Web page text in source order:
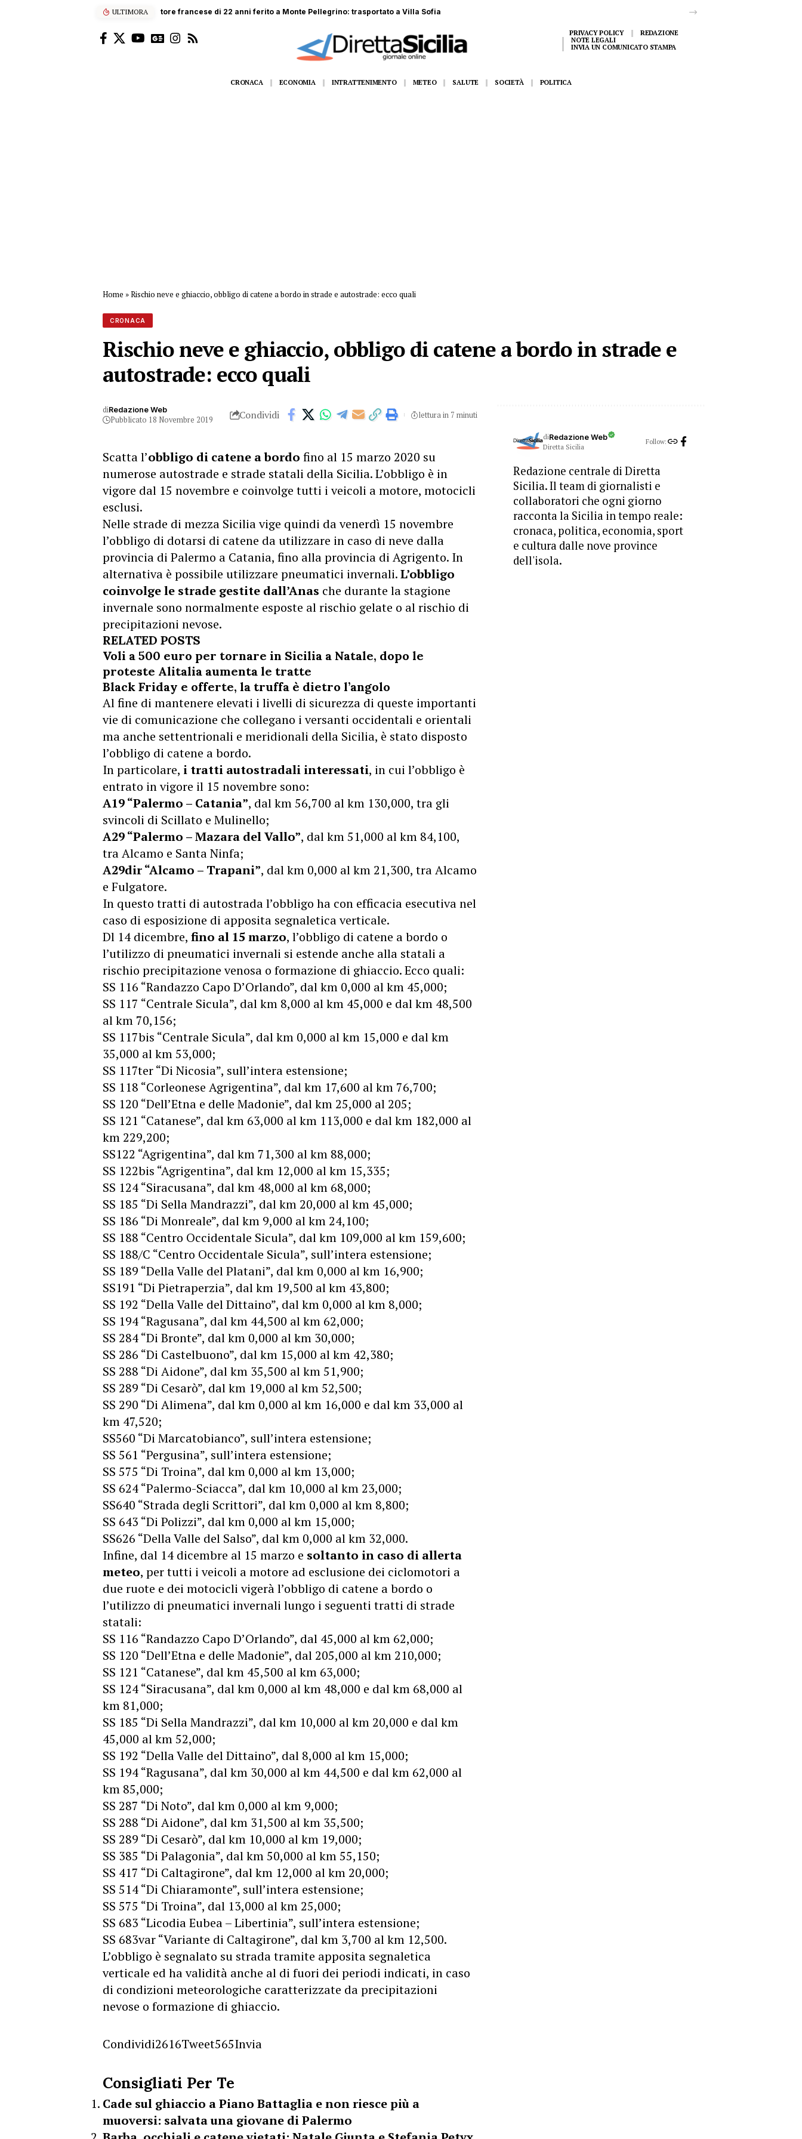
ULTIMORA Rischia di annegare a Cefalù, tre militari si tuffano e la salvano
PRIVACY POLICY
REDAZIONE
NOTE LEGALI
INVIA UN COMUNICATO STAMPA
CRONACA ECONOMIA INTRATTENIMENTO METEO SALUTE SOCIETÀ POLITICA
Home »Rischio neve e ghiaccio, obbligo di catene a bordo in strade e autostrade: ecco quali
CRONACA
Rischio neve e ghiaccio, obbligo di catene a bordo in strade e
autostrade: ecco quali
diRedazione Web
Pubblicato 18 Novembre 2019 Condividi lettura in 7 minuti
Scatta l’obbligo di catene a bordo fino al 15 marzo 2020 su
numerose autostrade e strade statali della Sicilia. L’obbligo è in
vigore dal 15 novembre e coinvolge tutti i veicoli a motore, motocicli
esclusi.
Nelle strade di mezza Sicilia vige quindi da venerdì 15 novembre
l’obbligo di dotarsi di catene da utilizzare in caso di neve dalla
provincia di Palermo a Catania, fino alla provincia di Agrigento. In
alternativa è possibile utilizzare pneumatici invernali.L’obbligo
coinvolge le strade gestite dall’Anas che durante la stagione
invernale sono normalmente esposte al rischio gelate o al rischio di
precipitazioni nevose.
RELATED POSTS
Voli a 500 euro per tornare in Sicilia a Natale, dopo le
proteste Alitalia aumenta le tratte
Black Friday e offerte, la truffa è dietro l’angolo
Al fine di mantenere elevati i livelli di sicurezza di queste importanti
vie di comunicazione che collegano i versanti occidentali e orientali
ma anche settentrionali e meridionali della Sicilia, è stato disposto
l’obbligo di catene a bordo.
In particolare, i tratti autostradali interessati, in cui l’obbligo è
entrato in vigore il 15 novembre sono:
A19 “Palermo – Catania”, dal km 56,700 al km 130,000, tra gli
svincoli di Scillato e Mulinello;
A29 “Palermo – Mazara del Vallo”, dal km 51,000 al km 84,100,
tra Alcamo e Santa Ninfa;
A29dir “Alcamo – Trapani”, dal km 0,000 al km 21,300, tra Alcamo
e Fulgatore.
In questo tratti di autostrada l’obbligo ha con efficacia esecutiva nel
caso di esposizione di apposita segnaletica verticale.
Dl 14 dicembre, fino al 15 marzo, l’obbligo di catene a bordo o
l’utilizzo di pneumatici invernali si estende anche alla statali a
rischio precipitazione venosa o formazione di ghiaccio. Ecco quali:
SS 116 “Randazzo Capo D’Orlando”, dal km 0,000 al km 45,000;
SS 117 “Centrale Sicula”, dal km 8,000 al km 45,000 e dal km 48,500
al km 70,156;
SS 117bis “Centrale Sicula”, dal km 0,000 al km 15,000 e dal km
35,000 al km 53,000;
SS 117ter “Di Nicosia”, sull’intera estensione;
SS 118 “Corleonese Agrigentina”, dal km 17,600 al km 76,700;
SS 120 “Dell’Etna e delle Madonie”, dal km 25,000 al 205;
SS 121 “Catanese”, dal km 63,000 al km 113,000 e dal km 182,000 al
km 229,200;
SS122 “Agrigentina”, dal km 71,300 al km 88,000;
SS 122bis “Agrigentina”, dal km 12,000 al km 15,335;
SS 124 “Siracusana”, dal km 48,000 al km 68,000;
SS 185 “Di Sella Mandrazzi”, dal km 20,000 al km 45,000;
SS 186 “Di Monreale”, dal km 9,000 al km 24,100;
SS 188 “Centro Occidentale Sicula”, dal km 109,000 al km 159,600;
SS 188/C “Centro Occidentale Sicula”, sull’intera estensione;
SS 189 “Della Valle del Platani”, dal km 0,000 al km 16,900;
SS191 “Di Pietraperzia”, dal km 19,500 al km 43,800;
SS 192 “Della Valle del Dittaino”, dal km 0,000 al km 8,000;
SS 194 “Ragusana”, dal km 44,500 al km 62,000;
SS 284 “Di Bronte”, dal km 0,000 al km 30,000;
SS 286 “Di Castelbuono”, dal km 15,000 al km 42,380;
SS 288 “Di Aidone”, dal km 35,500 al km 51,900;
SS 289 “Di Cesarò”, dal km 19,000 al km 52,500;
SS 290 “Di Alimena”, dal km 0,000 al km 16,000 e dal km 33,000 al
km 47,520;
SS560 “Di Marcatobianco”, sull’intera estensione;
SS 561 “Pergusina”, sull’intera estensione;
SS 575 “Di Troina”, dal km 0,000 al km 13,000;
SS 624 “Palermo-Sciacca”, dal km 10,000 al km 23,000;
SS640 “Strada degli Scrittori”, dal km 0,000 al km 8,800;
SS 643 “Di Polizzi”, dal km 0,000 al km 15,000;
SS626 “Della Valle del Salso”, dal km 0,000 al km 32,000.
Infine, dal 14 dicembre al 15 marzo e soltanto in caso di allerta
meteo, per tutti i veicoli a motore ad esclusione dei ciclomotori a
due ruote e dei motocicli vigerà l’obbligo di catene a bordo o
l’utilizzo di pneumatici invernali lungo i seguenti tratti di strade
statali:
SS 116 “Randazzo Capo D’Orlando”, dal 45,000 al km 62,000;
SS 120 “Dell’Etna e delle Madonie”, dal 205,000 al km 210,000;
SS 121 “Catanese”, dal km 45,500 al km 63,000;
SS 124 “Siracusana”, dal km 0,000 al km 48,000 e dal km 68,000 al
km 81,000;
SS 185 “Di Sella Mandrazzi”, dal km 10,000 al km 20,000 e dal km
45,000 al km 52,000;
SS 192 “Della Valle del Dittaino”, dal 8,000 al km 15,000;
SS 194 “Ragusana”, dal km 30,000 al km 44,500 e dal km 62,000 al
km 85,000;
SS 287 “Di Noto”, dal km 0,000 al km 9,000;
SS 288 “Di Aidone”, dal km 31,500 al km 35,500;
SS 289 “Di Cesarò”, dal km 10,000 al km 19,000;
SS 385 “Di Palagonia”, dal km 50,000 al km 55,150;
SS 417 “Di Caltagirone”, dal km 12,000 al km 20,000;
SS 514 “Di Chiaramonte”, sull’intera estensione;
SS 575 “Di Troina”, dal 13,000 al km 25,000;
SS 683 “Licodia Eubea – Libertinia”, sull’intera estensione;
SS 683var “Variante di Caltagirone”, dal km 3,700 al km 12,500.
L’obbligo è segnalato su strada tramite apposita segnaletica
verticale ed ha validità anche al di fuori dei periodi indicati, in caso
di condizioni meteorologiche caratterizzate da precipitazioni
nevose o formazione di ghiaccio.
Condividi2616Tweet565Invia
Consigliati Per Te
Cade sul ghiaccio a Piano Battaglia e non riesce più a
muoversi: salvata una giovane di Palermo
diRedazione Web
Diretta Sicilia
Follow:
Redazione centrale di Diretta
Sicilia. Il team di giornalisti e
collaboratori che ogni giorno
racconta la Sicilia in tempo reale:
cronaca, politica, economia, sport
e cultura dalle nove province
dell'isola.